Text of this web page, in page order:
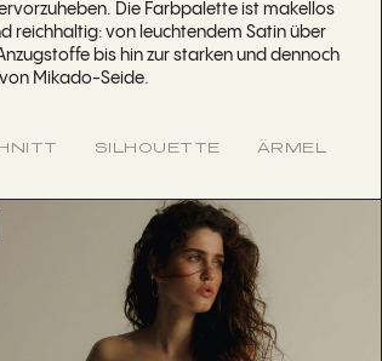
Die Farbpalette ist makellos
reichhaltig: von leuchtendem Satin über
bis hin zur starken und dennoch
Mikado-Seide.
SILHOUETTE ÄRMEL